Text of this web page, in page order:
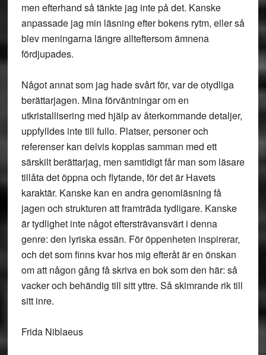
men efterhand så tänkte jag inte på det. Kanske
anpassade jag min läsning efter bokens rytm, eller så
blev meningarna längre allteftersom ämnena
fördjupades.
Något annat som jag hade svårt för, var de otydliga
berättarjagen. Mina förväntningar om en
utkristallisering med hjälp av återkommande detaljer,
uppfylldes inte till fullo. Platser, personer och
referenser kan delvis kopplas samman med ett
särskilt berättarjag, men samtidigt får man som läsare
tillåta det öppna och flytande, för det är Havets
karaktär. Kanske kan en andra genomläsning få
jagen och strukturen att framträda tydligare. Kanske
är tydlighet inte något eftersträvansvärt i denna
genre: den lyriska essän. För öppenheten inspirerar,
och det som finns kvar hos mig efteråt är en önskan
om att någon gång få skriva en bok som den här: så
vacker och behändig till sitt yttre. Så skimrande rik till
sitt inre.
Frida Niblaeus